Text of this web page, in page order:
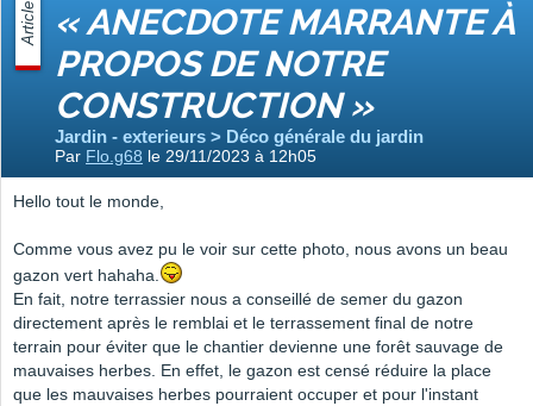
Article « ANECDOTE MARRANTE À
PROPOS DE NOTRE
CONSTRUCTION »
Jardin - exterieurs > Déco générale du jardin
Par Flo.g68 le 29/11/2023 à 12h05
Hello tout le monde,
Comme vous avez pu le voir sur cette photo, nous avons un beau
gazon vert hahaha.
En fait, notre terrassier nous a conseillé de semer du gazon
directement après le remblai et le terrassement final de notre
terrain pour éviter que le chantier devienne une forêt sauvage de
mauvaises herbes. En effet, le gazon est censé réduire la place
que les mauvaises herbes pourraient occuper et pour l'instant